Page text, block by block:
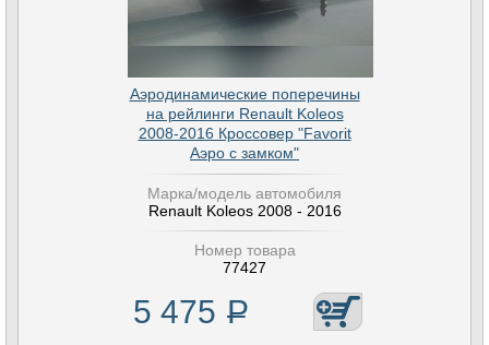
Аэродинамические поперечины
на рейлинги Renault Koleos
2008-2016 Кроссовер "Favorit
Аэро с замком"
Марка/модель автомобиля
Renault Koleos 2008 - 2016
Номер товара
77427
5 475 Р